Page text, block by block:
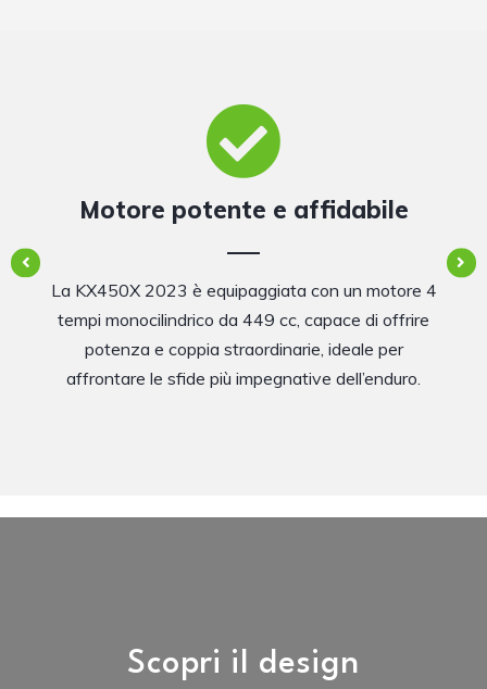
Motore potente e affidabile
La KX450X 2023 è equipaggiata con un motore 4
tempi monocilindrico da 449 cc, capace di offrire
potenza e coppia straordinarie, ideale per
affrontare le sfide più impegnative dell’enduro.
Scopri il design